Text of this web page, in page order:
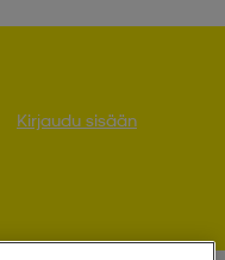
Kirjaudu sisään